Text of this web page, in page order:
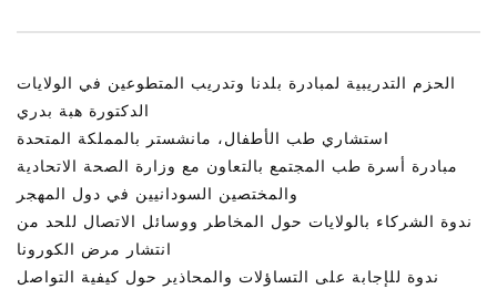
APRIL 9, 2023
الحزم التدريبية لمبادرة بلدنا وتدريب المتطوعين في الولايات
الدكتورة هبة بدري
استشاري طب الأطفال، مانشستر بالمملكة المتحدة
مبادرة أسرة طب المجتمع بالتعاون مع وزارة الصحة الاتحادية
والمختصين السودانيين في دول المهجر
ندوة الشركاء بالولايات حول المخاطر ووسائل الاتصال للحد من
انتشار مرض الكورونا
ندوة للإجابة على التساؤلات والمحاذير حول كيفية التواصل